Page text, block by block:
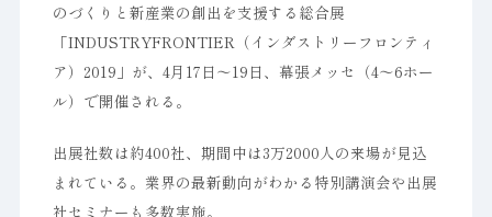
のづくりと新産業の創出を支援する総合展
「INDUSTRYFRONTIER（インダストリーフロンティ
ア）2019」が、4月17日～19日、幕張メッセ（4～6ホー
ル）で開催される。
出展社数は約400社、期間中は3万2000人の来場が見込
まれている。業界の最新動向がわかる特別講演会や出展
社セミナーも多数実施。